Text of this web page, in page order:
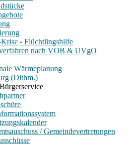
- Flüchtlingshilfe
nach VOB & UVgO
Wärmeplanung
(Dithm.)
/ Gemeindevertretungen